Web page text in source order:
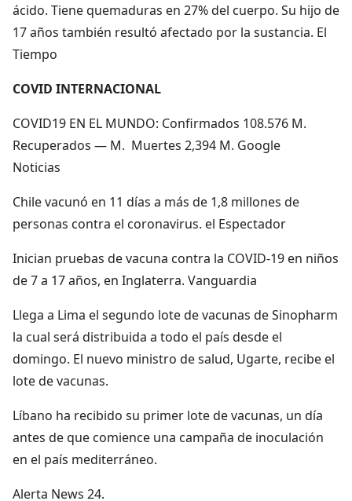
ácido. Tiene quemaduras en 27% del cuerpo. Su hijo de
17 años también resultó afectado por la sustancia. El
Tiempo
COVID INTERNACIONAL
COVID19 EN EL MUNDO: Confirmados 108.576 M.
Recuperados — M. Muertes 2,394 M. Google
Noticias
Chile vacunó en 11 días a más de 1,8 millones de
personas contra el coronavirus. el Espectador
Inician pruebas de vacuna contra la COVID-19 en niños
de 7 a 17 años, en Inglaterra. Vanguardia
Llega a Lima el segundo lote de vacunas de Sinopharm
la cual será distribuida a todo el país desde el
domingo. El nuevo ministro de salud, Ugarte, recibe el
lote de vacunas.
Líbano ha recibido su primer lote de vacunas, un día
antes de que comience una campaña de inoculación
en el país mediterráneo.
Alerta News 24.